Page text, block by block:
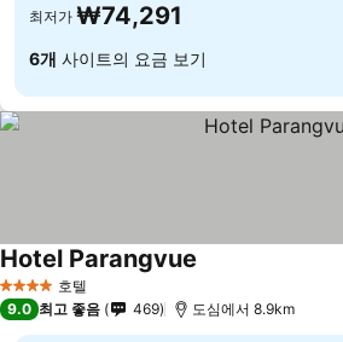
최저가 ₩74,291
6개 사이트의 요금 보기
4 성급 호텔
Hotel Parangvue
9.0 최고 좋음 469 도심에서 8.9km